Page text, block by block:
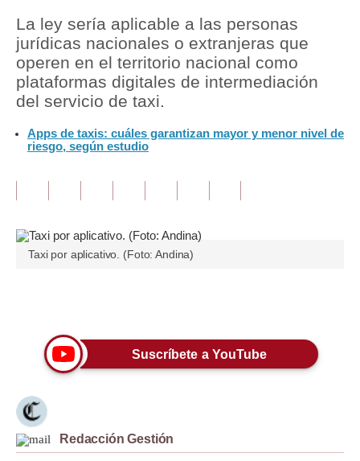
Política
Tu Dinero
Finanzas Personales
Plus G
Opinión
Pregunta de hoy
Lujo
Viajes
Moda
Estilos
La ley sería aplicable a las personas
jurídicas nacionales o extranjeras que
operen en el territorio nacional como
plataformas digitales de intermediación
del servicio de taxi.
Apps de taxis: cuáles garantizan mayor y menor nivel de
riesgo, según estudio
Taxi por aplicativo. (Foto: Andina)
Suscríbete a YouTube
Redacción Gestión